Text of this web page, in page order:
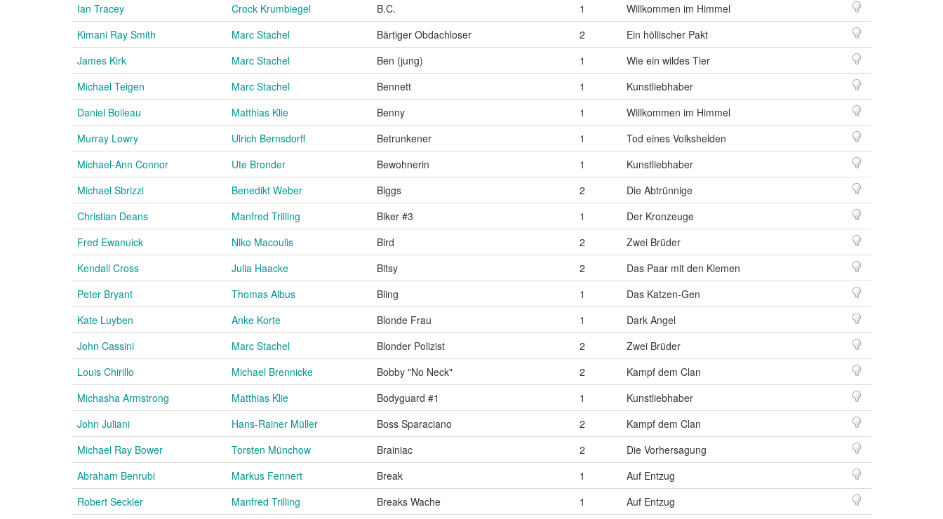
Ian Tracey
Crock Krumbiegel B.C. 1
Willkommen im Himmel
Kimani Ray Smith
Marc Stachel Bärtiger Obdachloser 2
Ein höllischer Pakt
James Kirk
Marc Stachel Ben (jung) 1
Wie ein wildes Tier
Michael Teigen
Marc Stachel Bennett 1
Kunstliebhaber
Daniel Boileau
Matthias Klie Benny 1
Willkommen im Himmel
Murray Lowry
Ulrich Bernsdorff Betrunkener 1
Tod eines Volkshelden
Michael-Ann Connor
Ute Bronder Bewohnerin 1
Kunstliebhaber
Michael Sbrizzi
Benedikt Weber Biggs 2
Die Abtrünnige
Christian Deans
Manfred Trilling Biker #3 1
Der Kronzeuge
Fred Ewanuick
Niko Macoulis Bird 2
Zwei Brüder
Kendall Cross
Julia Haacke Bitsy 2
Das Paar mit den Kiemen
Peter Bryant
Thomas Albus Bling 1
Das Katzen-Gen
Kate Luyben
Anke Korte Blonde Frau 1
Dark Angel
John Cassini
Marc Stachel Blonder Polizist 2
Zwei Brüder
Louis Chirillo
Michael Brennicke Bobby "No Neck" 2
Kampf dem Clan
Michasha Armstrong
Matthias Klie Bodyguard #1 1
Kunstliebhaber
John Juliani
Hans-Rainer Müller Boss Sparaciano 2
Kampf dem Clan
Michael Ray Bower
Torsten Münchow Brainiac 2
Die Vorhersagung
Abraham Benrubi
Markus Fennert Break 1
Auf Entzug
Robert Seckler
Manfred Trilling Breaks Wache 1
Auf Entzug